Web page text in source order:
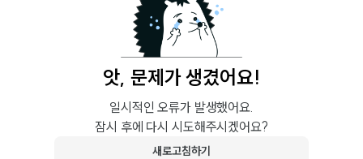
앗, 문제가 생겼어요!
일시적인 오류가 발생했어요.
잠시 후에 다시 시도해주시겠어요?
새로고침하기